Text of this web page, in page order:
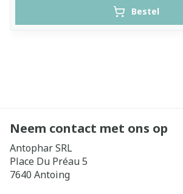
Bestel
Neem contact met ons op
Antophar SRL
Place Du Préau 5
7640 Antoing